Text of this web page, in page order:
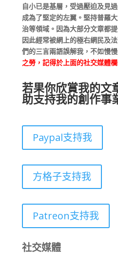
自小已是基層，受過壓迫及見
成為了堅定的左翼。堅持普羅
治等領域。因為大部分文章都
因此經常被網上的極右網民及
們的三言兩語誤解我，不如慢
之勞，記得於上面的社交媒體
若果你欣賞我的文
助支持我的創作事
Paypal支持我
方格子支持我
Patreon支持我
社交媒體